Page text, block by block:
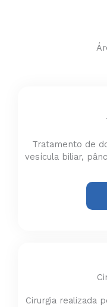
Tratamento de
vesícula biliar,
Cirurgia realizada